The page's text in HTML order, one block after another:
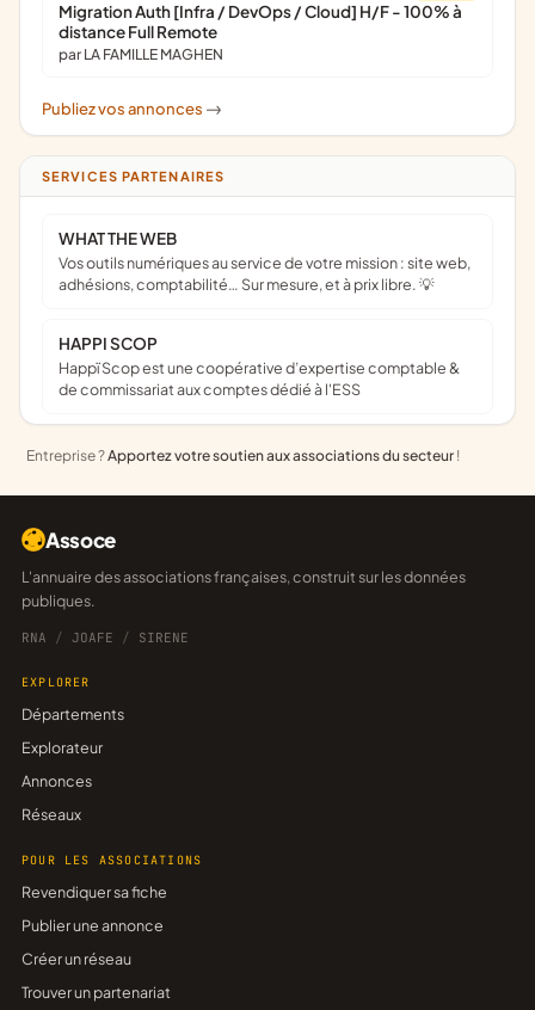
Migration Auth [Infra / DevOps / Cloud] H/F - 100% à
distance Full Remote
par LA FAMILLE MAGHEN
Publiez vos annonces ->
SERVICES PARTENAIRES
WHAT THE WEB
Vos outils numériques au service de votre mission : site web,
adhésions, comptabilité… Sur mesure, et à prix libre. 💡
HAPPI SCOP
Happï Scop est une coopérative d’expertise comptable &
de commissariat aux comptes dédié à l'ESS
Entreprise ?Apportez votre soutien aux associations du secteur !
Assoce
L'annuaire des associations françaises, construit sur les données
publiques.
RNA / JOAFE / SIRENE
EXPLORER
Départements
Explorateur
Annonces
Réseaux
POUR LES ASSOCIATIONS
Revendiquer sa fiche
Publier une annonce
Créer un réseau
Trouver un partenariat